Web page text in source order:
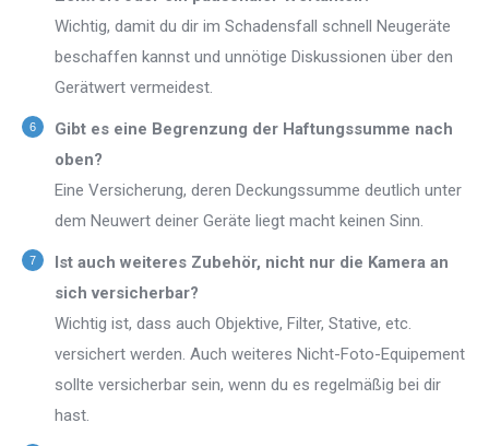
Wichtig, damit du dir im Schadensfall schnell Neugeräte
beschaffen kannst und unnötige Diskussionen über den
Gerätwert vermeidest.
Gibt es eine Begrenzung der Haftungssumme nach
oben?
Eine Versicherung, deren Deckungssumme deutlich unter
dem Neuwert deiner Geräte liegt macht keinen Sinn.
Ist auch weiteres Zubehör, nicht nur die Kamera an
sich versicherbar?
Wichtig ist, dass auch Objektive, Filter, Stative, etc.
versichert werden. Auch weiteres Nicht-Foto-Equipement
sollte versicherbar sein, wenn du es regelmäßig bei dir
hast.